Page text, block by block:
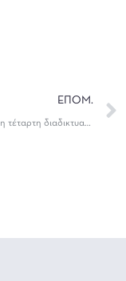
ΕΠΟΜ.
«Τουραντό», η τέταρτη διαδικτυακή προβολή του ΔΗΠΕΘΕ